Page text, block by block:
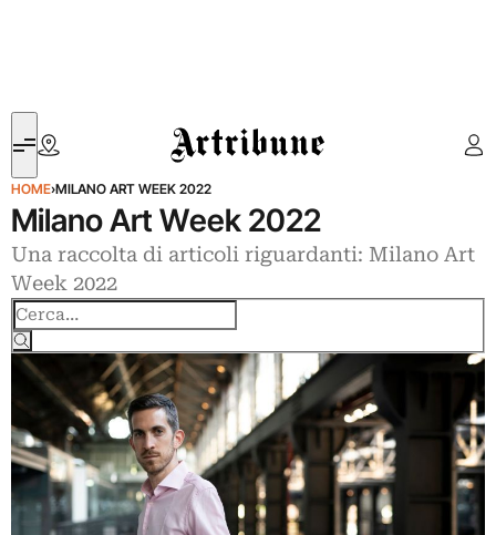
Artribune
HOME›MILANO ART WEEK 2022
Milano Art Week 2022
Una raccolta di articoli riguardanti: Milano Art
Week 2022
Cerca